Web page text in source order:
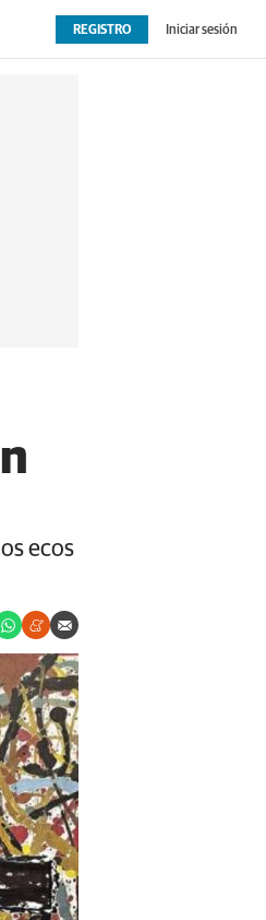
REGISTRO Iniciar sesión
ecos